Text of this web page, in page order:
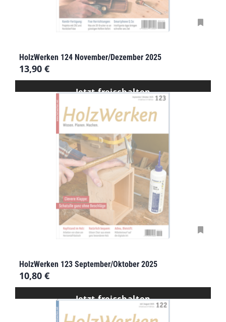
HolzWerken 124 November/Dezember 2025
13,90 €
Jetzt freischalten
HolzWerken 123 September/Oktober 2025
10,80 €
Jetzt freischalten